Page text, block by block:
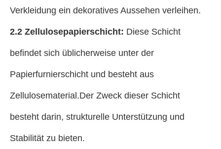
Verkleidung ein dekoratives Aussehen verleihen.
2.2 Zellulosepapierschicht: Diese Schicht
befindet sich üblicherweise unter der
Papierfurnierschicht und besteht aus
Zellulosematerial.Der Zweck dieser Schicht
besteht darin, strukturelle Unterstützung und
Stabilität zu bieten.